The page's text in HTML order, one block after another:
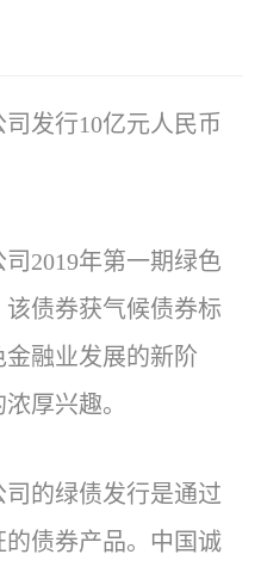
发行10亿元人民币
2019年第一期绿色
债券获气候债券标
融业发展的新阶
厚兴趣。
的绿债发行是通过
债券产品。中国诚